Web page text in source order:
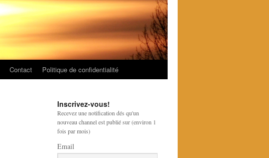
Contact Politique de confidentialité
Inscrivez-vous!
Recevez une notification dés qu'un
nouveau channel est publié sur (environ 1
fois par mois)
Email